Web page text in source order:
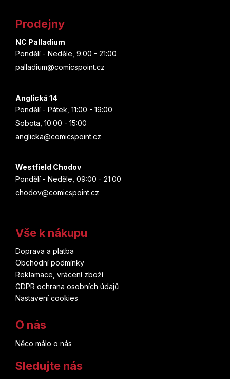
Prodejny
NC Palladium
Pondělí - Neděle, 9:00 - 21:00
palladium@comicspoint.cz
Anglická 14
Pondělí - Pátek, 11:00 - 19:00
Sobota, 10:00 - 15:00
anglicka@comicspoint.cz
Westfield Chodov
Pondělí - Neděle, 09:00 - 21:00
chodov@comicspoint.cz
Vše k nákupu
Doprava a platba
Obchodní podmínky
Reklamace, vrácení zboží
GDPR ochrana osobních údajů
Nastavení cookies
O nás
Něco málo o nás
Sledujte nás